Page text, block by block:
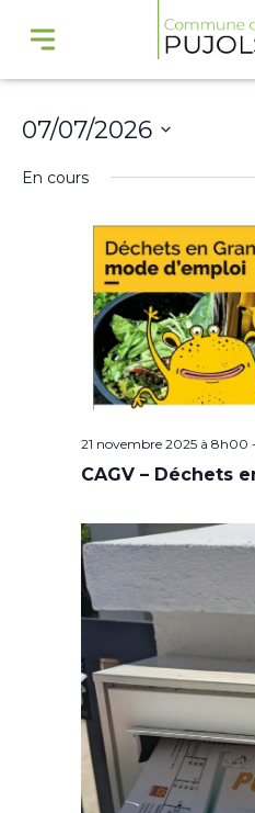
07/07/2026
En cours
21 novembre 2025 à 8h00 -
CAGV – Déchets